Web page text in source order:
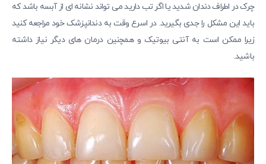
چرک در اطراف دندان شدید یا اگر تب دارید می تواند نشانه ای از آبسه باشد که
باید این مشکل را جدی بگیرید. در اسرع وقت به دندانپزشک خود مراجعه کنید
زیرا ممکن است به آنتی بیوتیک و همچنین درمان های دیگر نیاز داشته
باشید.